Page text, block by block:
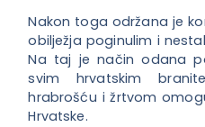
Nakon toga održana je
obilježja poginulim i
Na taj je način odana
svim hrvatskim
hrabrošću i žrtvom
Hrvatske.